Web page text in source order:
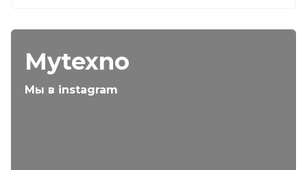
Mytexno
Мы в instagram